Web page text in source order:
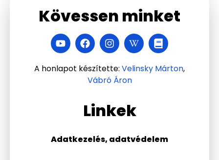
Linkek
Adatkezelés, adatvédelem
Kövessen minket
A honlapot készítette: Velinsky Márton,
Vábró Áron